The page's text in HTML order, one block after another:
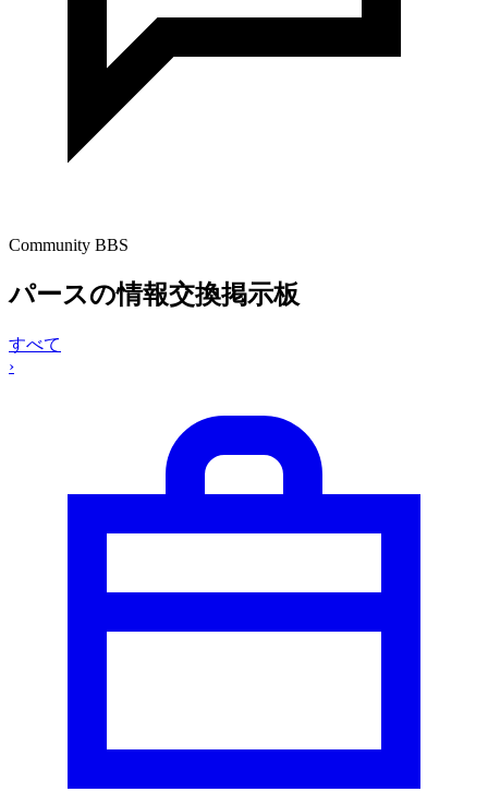
Community BBS
パースの情報交換掲示板
すべて
›